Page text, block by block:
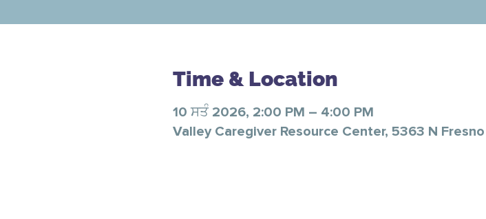
Time & Location
10 ਸਤੰ 2026, 2:00 PM – 4:00 PM
Valley Caregiver Resource Center, 5363 N